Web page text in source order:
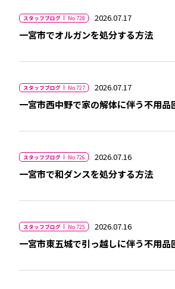
スタッフブログ No.728 2026.07.17
一宮市でオルガンを処分する方法
スタッフブログ No.727 2026.07.17
一宮市西中野で家の解体に伴う不用品
スタッフブログ No.726 2026.07.16
一宮市で和ダンスを処分する方法
スタッフブログ No.725 2026.07.16
一宮市東五城で引っ越しに伴う不用品